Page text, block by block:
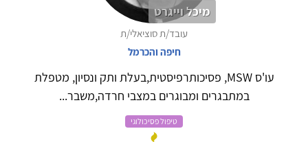
מיכל וייגרט
עובד/ת סוציאלי/ת
חיפה והכרמל
עו'ס MSW, פסיכותרפיסטית,בעלת ותק ונסיון, מטפלת
במתבגרים ומבוגרים במצבי חרדה,משבר...
טיפול פסיכולוגי